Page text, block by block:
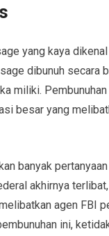
yang kaya
dibunuh secara
miliki.
besar yang
banyak
akhirnya
agen FBI
ini,